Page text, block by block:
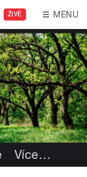
ŽIVĚ MENU
Více…